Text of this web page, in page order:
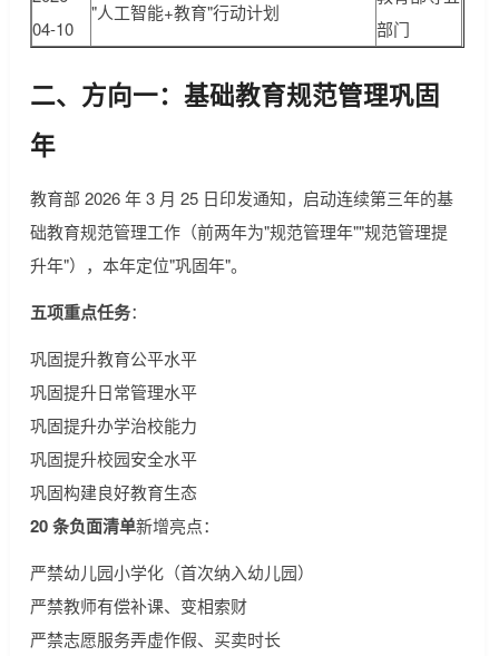
04-10
"人工智能+教育"行动计划
部门
二、方向一：基础教育规范管理巩固
年
教育部 2026 年 3 月 25 日印发通知，启动连续第三年的基
础教育规范管理工作（前两年为"规范管理年""规范管理提
升年"），本年定位"巩固年"。
五项重点任务：
巩固提升教育公平水平
巩固提升日常管理水平
巩固提升办学治校能力
巩固提升校园安全水平
巩固构建良好教育生态
20 条负面清单新增亮点：
严禁幼儿园小学化（首次纳入幼儿园）
严禁教师有偿补课、变相索财
严禁志愿服务弄虚作假、买卖时长